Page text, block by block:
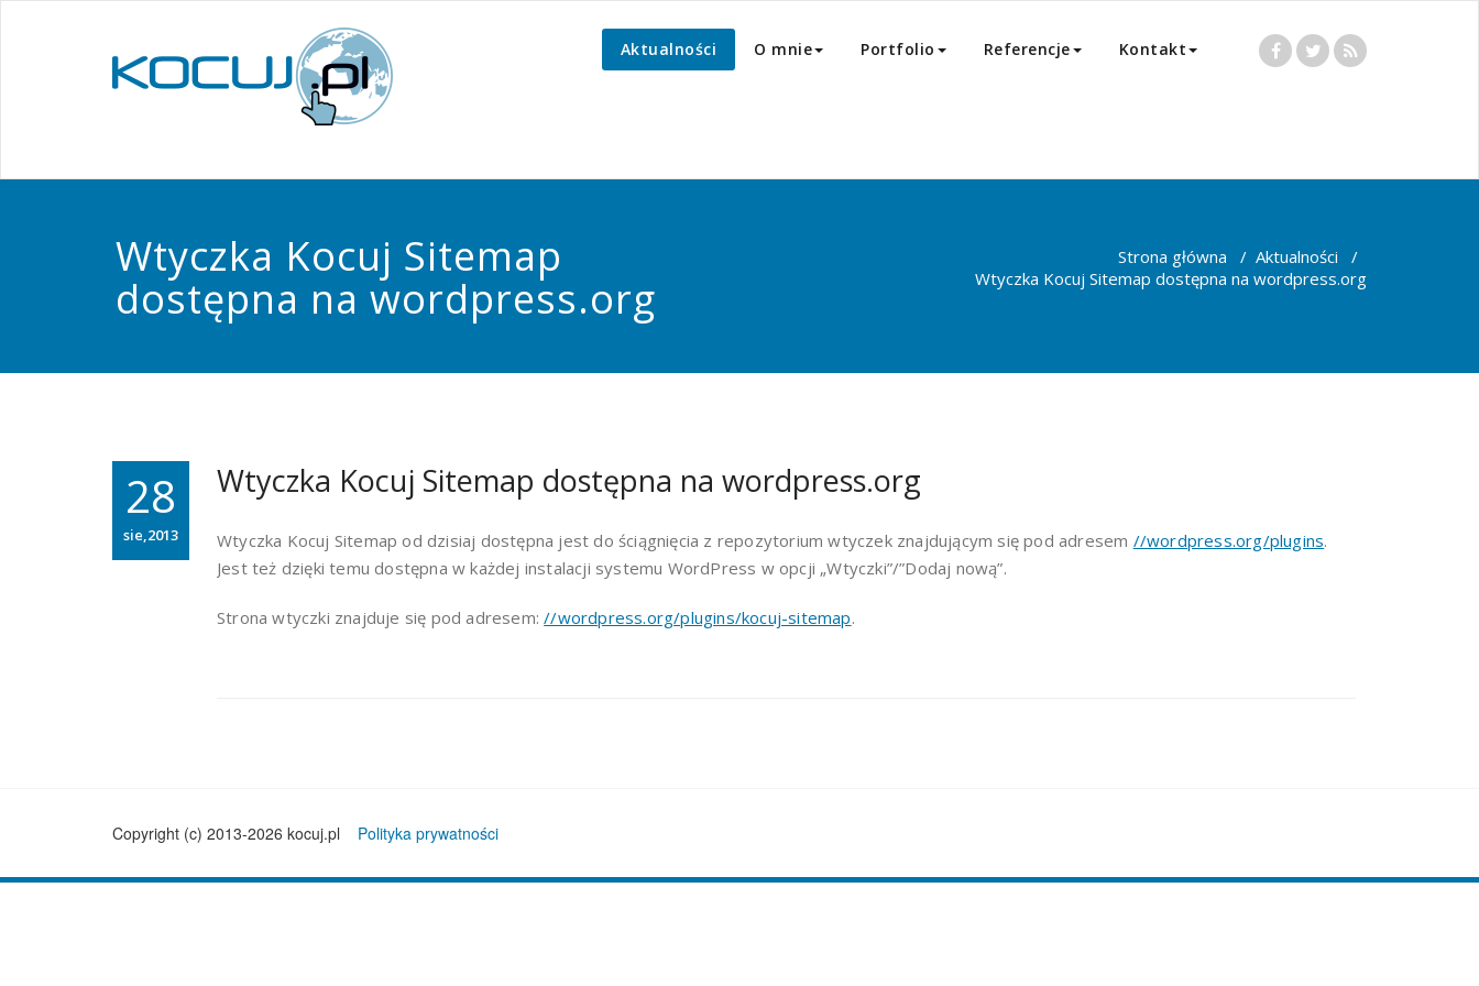
Aktualności O mnie Portfolio Referencje Kontakt
Wtyczka Kocuj Sitemap
dostępna na wordpress.org
Strona główna / Aktualności /
Wtyczka Kocuj Sitemap dostępna na wordpress.org
28
sie,2013
Wtyczka Kocuj Sitemap dostępna na wordpress.org
Wtyczka Kocuj Sitemap od dzisiaj dostępna jest do ściągnięcia z repozytorium wtyczek znajdującym się pod adresem //wordpress.org/plugins.
Jest też dzięki temu dostępna w każdej instalacji systemu WordPress w opcji „Wtyczki”/”Dodaj nową”.
Strona wtyczki znajduje się pod adresem://wordpress.org/plugins/kocuj-sitemap.
Copyright (c) 2013-2026 kocuj.pl Polityka prywatności